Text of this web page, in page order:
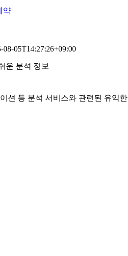
약
08-05T14:27:26+09:00
운 분석 정보
션 등 분석 서비스와 관련된 유익한